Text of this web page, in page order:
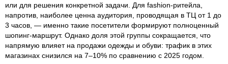
или для решения конкретной задачи. Для fashion-ритейла,
напротив, наиболее ценна аудитория, проводящая в ТЦ от 1 до
3 часов, — именно такие посетители формируют полноценный
шопинг-маршрут. Однако доля этой группы сокращается, что
напрямую влияет на продажи одежды и обуви: трафик в этих
магазинах снизился на 7–10% по сравнению с 2025 годом.